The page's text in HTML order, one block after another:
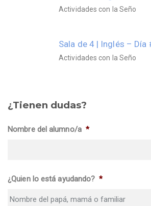
Actividades con la Seño
Sala de 4 | Inglés – Día
Actividades con la Seño
¿Tienen dudas?
Nombre del alumno/a *
¿Quien lo está ayudando? *